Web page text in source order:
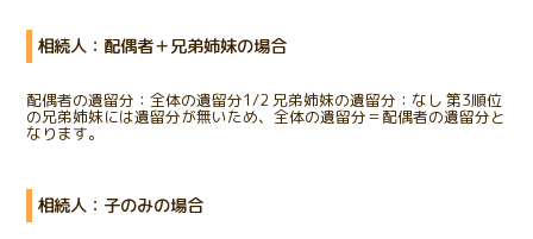
相続人：配偶者＋兄弟姉妹の場合
配偶者の遺留分：全体の遺留分1/2 兄弟姉妹の遺留分：なし 第3順位
の兄弟姉妹には遺留分が無いため、全体の遺留分＝配偶者の遺留分と
なります。
相続人：子のみの場合